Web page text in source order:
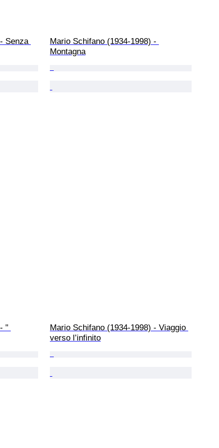
Senza
Mario Schifano (1934-1998) -
Montagna
"
Mario Schifano (1934-1998) - Viaggio
verso l’infinito